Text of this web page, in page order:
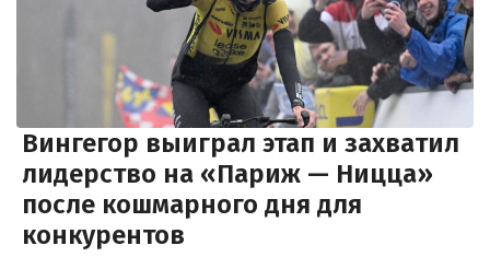
Вингегор выиграл этап и захватил
лидерство на «Париж — Ницца»
после кошмарного дня для
конкурентов